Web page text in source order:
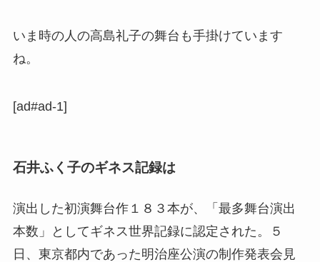
いま時の人の高島礼子の舞台も手掛けています
ね。
[ad#ad-1]
石井ふく子のギネス記録は
演出した初演舞台作１８３本が、「最多舞台演出
本数」としてギネス世界記録に認定された。５
日、東京都内であった明治座公演の制作発表会見